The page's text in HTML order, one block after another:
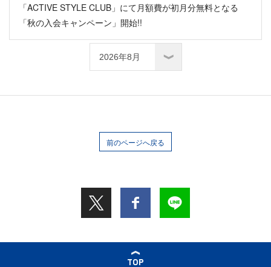
「ACTIVE STYLE CLUB」にて月額費が初月分無料となる
「秋の入会キャンペーン」開始!!
前のページへ戻る
TOP